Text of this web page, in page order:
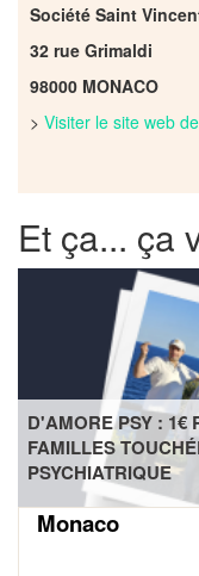
Société Saint
32 rue Grimaldi
98000 MONACO
> Visiter le site web
Et ça... ça
D'AMORE PSY : 1€
FAMILLES
PSYCHIATRIQUE
Monaco